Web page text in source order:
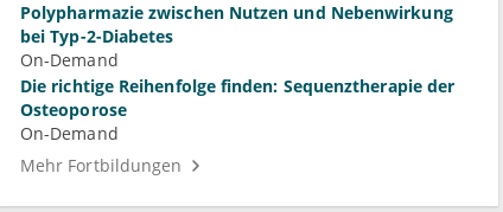
Polypharmazie zwischen Nutzen und Nebenwirkung
bei Typ-2-Diabetes
On-Demand
Die richtige Reihenfolge finden: Sequenztherapie der
Osteoporose
On-Demand
Mehr Fortbildungen